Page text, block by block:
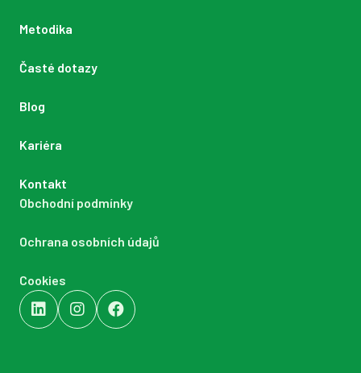
Metodika
Časté dotazy
Blog
Kariéra
Kontakt
Obchodní podmínky
Ochrana osobních údajů
Cookies